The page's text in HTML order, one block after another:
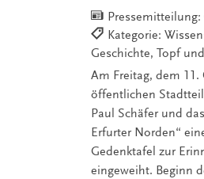
Pressemitteilung:
Kategorie:
Geschichte, Topf
Am Freitag, dem 11.
öffentlichen
Paul Schäfer und
Erfurter Norden“
Gedenktafel zur
eingeweiht. Beginn